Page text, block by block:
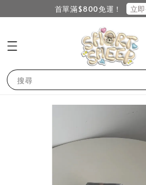
首單滿$800免運！ 立
搜尋